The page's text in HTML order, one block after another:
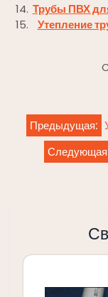
Трубы ПВХ
Утепление
Навигация
по
записям
Предыдущая: